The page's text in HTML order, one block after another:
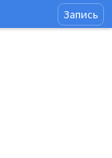
Запись